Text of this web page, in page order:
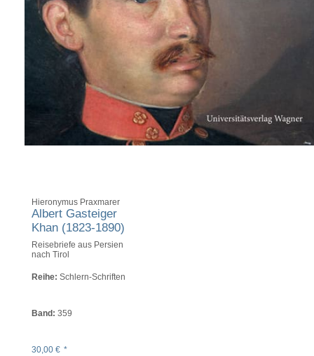
Hieronymus Praxmarer
Albert Gasteiger
Khan (1823-1890)
Reisebriefe aus Persien
nach Tirol
Reihe: Schlern-Schriften
Band: 359
30,00 € *